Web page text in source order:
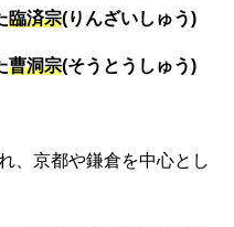
臨済宗(りんざいしゅう)
曹洞宗(そうとうしゅう)
、京都や鎌倉を中心とし